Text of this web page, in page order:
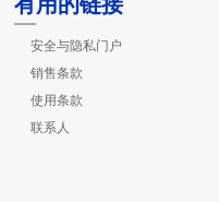
有用的链接
安全与隐私门户
销售条款
使用条款
联系人